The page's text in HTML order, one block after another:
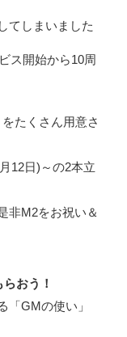
#企画 #休業
制作進行・ゲーム
卒採用 #歓迎会
てしまいました
ス開始から10周
たくさん用意さ
12日)～の2本立
非M2をお祝い＆
おう！
「GMの使い」